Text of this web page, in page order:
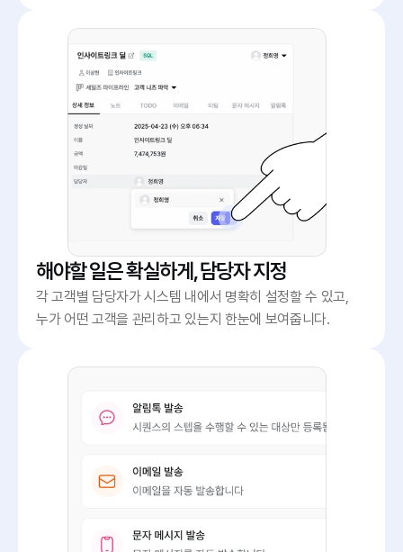
해야할 일은 확실하게, 담당자 지정
각 고객별 담당자가 시스템 내에서 명확히 설정할 수 있고,
누가 어떤 고객을 관리하고 있는지 한눈에 보여줍니다.